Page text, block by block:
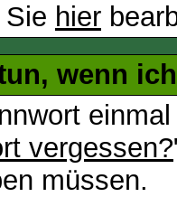
hier
wenn
vergessen?
müssen.